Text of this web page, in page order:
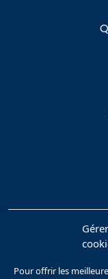
Pour offrir les